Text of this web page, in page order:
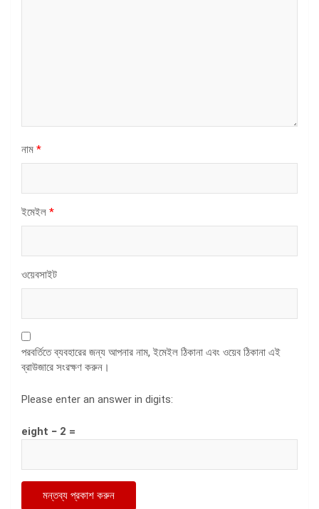
নাম *
ইমেইল *
ওয়েবসাইট
পরবর্তিতে ব্যবহারের জন্য আপনার নাম, ইমেইল ঠিকানা এবং ওয়েব ঠিকানা এই
ব্রাউজারে সংরক্ষণ করুন।
Please enter an answer in digits:
eight − 2 =